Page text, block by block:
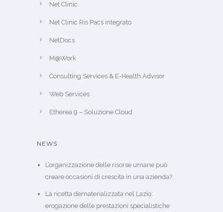
Net Clinic
Net Clinic Ris Pacs integrato
NetDocs
M@Work
Consulting Services & E-Health Advisor
Web Services
Etherea 9 – Soluzione Cloud
NEWS
L’organizzazione delle risorse umane può
creare occasioni di crescita in una azienda?
La ricetta dematerializzata nel Lazio:
erogazione delle prestazioni specialistiche